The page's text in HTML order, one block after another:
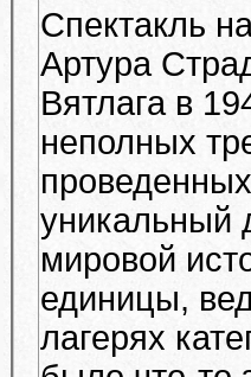
Спектакль
Артура
Вятлага в
неполных
уникальный
мировой
единицы,
лагерях